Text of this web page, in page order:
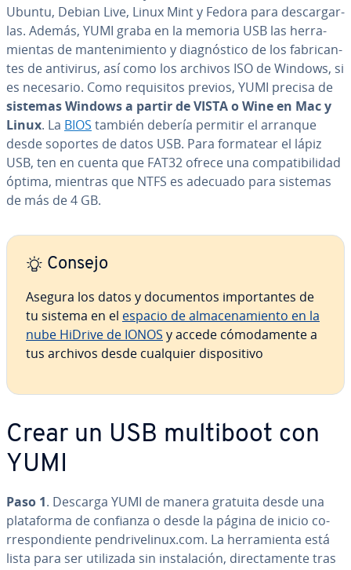
Ubuntu, Debian Live, Linux Mint y Fedora para de­s­ca­r­gar­
las. Además, YUMI graba en la memoria USB las he­rra­
mie­n­tas de ma­n­te­ni­mie­n­to y dia­g­nó­s­ti­co de los fa­bri­ca­n­
tes de antivirus, así como los archivos ISO de Windows, si
es necesario. Como re­qui­si­tos previos, YUMI precisa de
sistemas Windows a partir de VISTA o Wine en Mac y
Linux. La BIOS también debería permitir el arranque
desde soportes de datos USB. Para formatear el lápiz
USB, ten en cuenta que FAT32 ofrece una co­m­pa­ti­bi­li­dad
óptima, mientras que NTFS es adecuado para sistemas
de más de 4 GB.
Consejo
Asegura los datos y do­cu­me­n­tos im­po­r­ta­n­tes de
tu sistema en el espacio de al­ma­ce­na­mie­n­to en la
nube HiDrive de IONOS y accede có­mo­da­me­n­te a
tus archivos desde cualquier di­s­po­si­ti­vo
Crear un USB multiboot con
YUMI
Paso 1. Descarga YUMI de manera gratuita desde una
pla­ta­fo­r­ma de confianza o desde la página de inicio co­
rre­s­po­n­die­n­te pe­n­dri­ve­li­nux.com. La he­rra­mie­n­ta está
lista para ser utilizada sin in­s­ta­la­ción, di­re­c­ta­me­n­te tras